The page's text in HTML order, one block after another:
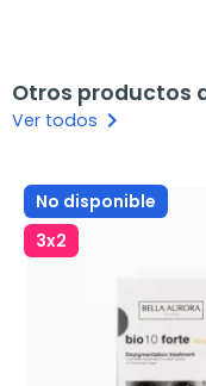
Otros productos
Ver todos keyboard_arrow_right
No disponible
3x2